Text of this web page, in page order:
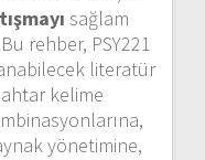
sağlam
rehber, PSY221
literatür
kelime
yönetimine,